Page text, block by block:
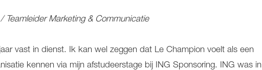
Teamleider Marketing & Communicatie
vast in dienst. Ik kan wel zeggen dat Le Champion voelt als een
kennen via mijn afstudeerstage bij ING Sponsoring. ING was in